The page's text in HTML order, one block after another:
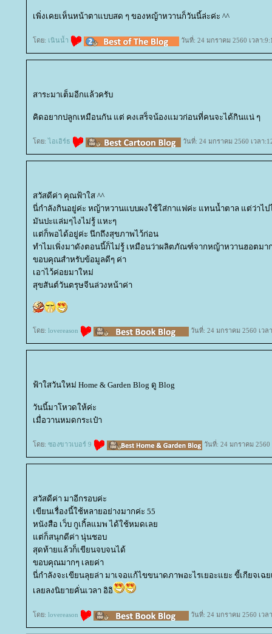
เพิ่งเคยเห็นหน้าตาแบบสด ๆ ของหญ้าหวานก็วันนี้ล่ะค่ะ ^^
ดย: เนินน้ำ วันที่: 24 มกราคม 2560 เวลา
สาระมาเต็มอีกแล้วครับ
คิดอยากปลูกเหมือนกัน แต่ คงเสร็จน้องแมวก่อนที่คนจะได้กินแน่ ๆ
ดย: ไอเอิร์ธ วันที่: 24 มกราคม 2560 เวลา
สวัสดีค่า คุณฟ้าใส ^^
นี่กำลังกินอยู่ค่ะ หญ้าหวานแบบผงใช้ใส่กาแฟค่ะ แทนน้ำตาล แต่ว่าไ
มันปะแล่มๆไงไม่รู้ แหะๆ
ต่ก็พอได้อยู่ค่ะ นึกถึงสุขภาพไว้ก่อน
ทำไมเพิ่งมาดังตอนนี้ก็ไม่รู้ เหมือนว่าผลิตภัณฑ์จากหญ้าหวานฮอตมา
ขอบคุณสำหรับข้อมูลดีๆ ค่า
เอาไว้ค่อยมาใหม่
สุขสันต์วันตรุษจีนล่วงหน้าค่า
ดย: lovereason วันที่: 24 มกราคม 2560 เวล
ฟ้าใสวันใหม่ Home & Garden Blog ดู Blog
วันนี้มาโหวดให้ค่ะ
เมื่อวานหมดกระเป๋า
ดย: ซองขาวเบอร์ 9 วันที่: 24 มกราคม 2560
สวัสดีค่า มาอีกรอบค่ะ
เขียนเรื่องนี้ใช้หลายอย่างมากค่ะ 55
หนังสือ เว็บ กูเกิ้ลแมพ ได้ใช้หมดเล
ต่ก็สนุกดีค่า นุ่นชอบ
สุดท้ายแล้วก็เขียนจบจนได้
ขอบคุณมากๆ เลยค่า
นี่กำลังจะเขียนลุยล่า มาเจอแก้ไขขนาดภาพอะไรเยอะแยะ ขี้เกียจเฉย
เลยลงนิยายคั่นเวลา อิอิ
ดย: lovereason วันที่: 24 มกราคม 2560 เวล